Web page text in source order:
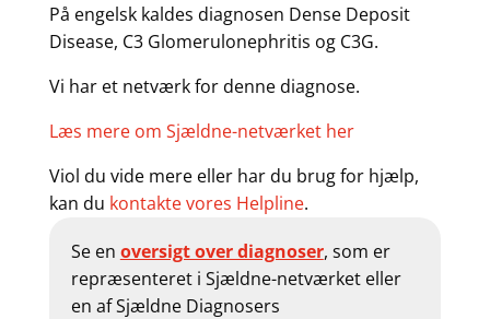
På engelsk kaldes diagnosen Dense Deposit
Disease, C3 Glomerulonephritis og C3G.
Vi har et netværk for denne diagnose.
Læs mere om Sjældne-netværket her
Viol du vide mere eller har du brug for hjælp,
kan du kontakte vores Helpline.
Se en oversigt over diagnoser, som er
repræsenteret i Sjældne-netværket eller
en af Sjældne Diagnosers